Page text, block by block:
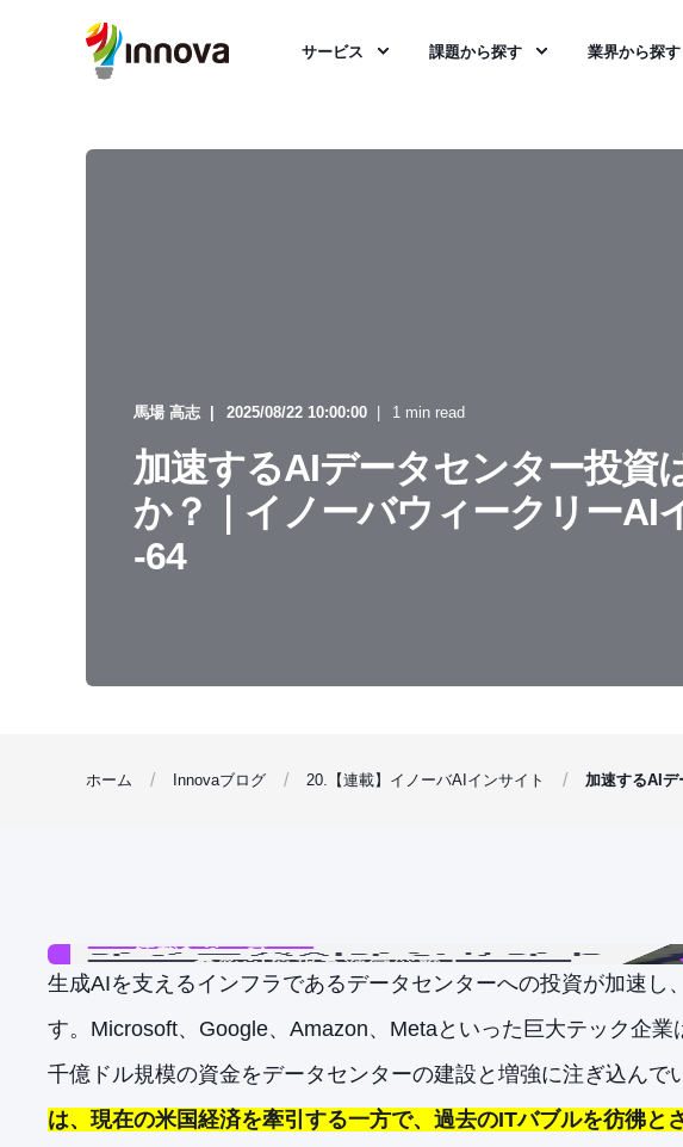
サービス 課題から探す 業界から探す
馬場 高志 2025/08/22 10:00:00 1 min read
加速するAIデータセンター投資
か？｜イノーバウィークリーAI
-64
ホーム Innovaブログ 20.【連載】イノーバAIインサイト 加速するAIデ
生成AIを支えるインフラであるデータセンターへの投資が加速し
す。Microsoft、Google、Amazon、Metaといった巨大テック企
千億ドル規模の資金をデータセンターの建設と増強に注ぎ込んで
は、現在の米国経済を牽引する一方で、過去のITバブルを彷彿と